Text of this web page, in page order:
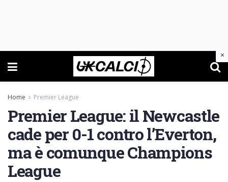
Home Premier League
Premier League: il Newcastle
cade per 0-1 contro l’Everton,
ma è comunque Champions
League
×